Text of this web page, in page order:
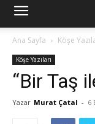
Ana Sayfa Köşe
Köşe Yazıları
“Bir Taş
Yazar Murat Çatal - 6